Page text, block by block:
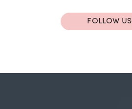
FOLLOW US